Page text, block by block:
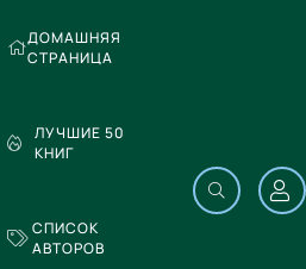
ДОМАШНЯЯ
СТРАНИЦА
ЛУЧШИЕ 50
КНИГ
СПИСОК
АВТОРОВ